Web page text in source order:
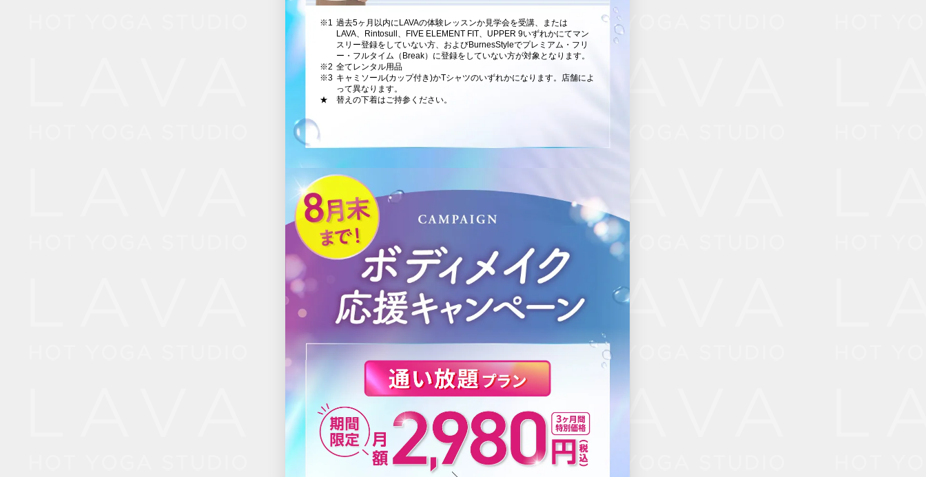
※1 過去5ヶ月以内にLAVAの体験レッスンか見学会を受講、または
LAVA、Rintosull、FIVE ELEMENT FIT、UPPER 9いずれかにてマン
スリー登録をしていない方、およびBurnesStyleでプレミアム・フリ
ー・フルタイム（Break）に登録をしていない方が対象となります。
※2 全てレンタル用品
※3 キャミソール(カップ付き)かTシャツのいずれかになります。店舗によ
って異なります。
★
替えの下着はご持参ください。